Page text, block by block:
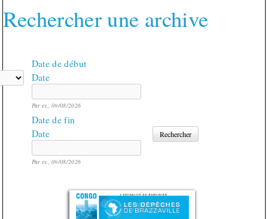
Rechercher une archive
Date de début
Date
Par ex., 09/08/2026
Date de fin
Date
Par ex., 09/08/2026